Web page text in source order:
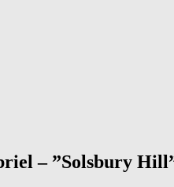
– ”Solsbury